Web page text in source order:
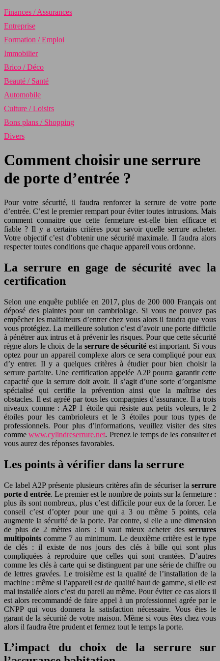
Finances / Assurances
Entreprise
Formation / Emploi
Immobilier
Brico / Déco
Beauté / Santé
Automobile
Culture / Loisirs
Bons plans / Shopping
Divers
Comment choisir une serrure
de porte d’entrée ?
Pour votre sécurité, il faudra renforcer la serrure de votre porte
d’entrée. C’est le premier rempart pour éviter toutes intrusions. Mais
comment connaitre que cette fermeture est-elle bien efficace et
fiable ? Il y a certains critères pour savoir quelle serrure acheter.
Votre objectif c’est d’obtenir une sécurité maximale. Il faudra alors
respecter toutes conditions que chaque appareil vous ordonne.
La serrure en gage de sécurité avec la
certification
Selon une enquête publiée en 2017, plus de 200 000 Français ont
déposé des plaintes pour un cambriolage. Si vous ne pouvez pas
empêcher les malfaiteurs d’entrer chez vous alors il faudra que vous
vous protégiez. La meilleure solution c’est d’avoir une porte difficile
à pénétrer aux intrus et à prévenir les risques. Pour que cette sécurité
règne alors le choix de la serrure de sécurité est important. Si vous
optez pour un appareil complexe alors ce sera compliqué pour eux
d’y entrer. Il y a quelques critères à étudier pour bien choisir la
serrure parfaite. Une certification appelée A2P pourra garantir cette
capacité que la serrure doit avoir. Il s’agit d’une sorte d’organisme
spécialisé qui certifie la prévention ainsi que la maîtrise des
obstacles. Il est agréé par tous les compagnies d’assurance. Il a trois
niveaux comme : A2P 1 étoile qui résiste aux petits voleurs, le 2
étoiles pour les cambrioleurs et le 3 étoiles pour tous types de
professionnels. Pour plus d’informations, veuillez visiter des sites
commewww.cylindreserrure.net. Prenez le temps de les consulter et
vous aurez des réponses favorables.
Les points à vérifier dans la serrure
Ce label A2P présente plusieurs critères afin de sécuriser la serrure
porte d entrée. Le premier est le nombre de points sur la fermeture :
plus ils sont nombreux, plus c’est difficile pour eux de la forcer. Le
conseil c’est d’opter pour une qui a 3 ou même 5 points, cela
augmente la sécurité de la porte. Par contre, si elle a une dimension
de plus de 2 mètres alors : il vaut mieux acheter des serrures
multipoints comme 7 au minimum. Le deuxième critère est le type
de clés : il existe de nos jours des clés à bille qui sont plus
compliquées à reproduire que celles qui sont crantées. D’autres
comme les clés à carte qui se distinguent par une série de chiffre ou
de lettres gravées. Le troisième est la qualité de l’installation de la
machine : même si l’appareil est de qualité haut de gamme, si elle est
mal installée alors c’est du pareil au même. Pour éviter ce cas alors il
est alors recommandé de faire appel à un professionnel agrée par le
CNPP qui vous donnera la satisfaction nécessaire. Vous êtes le
garant de la sécurité de votre maison. Même si vous êtes chez vous
alors il faudra être prudent et fermez tout le temps la porte.
L’impact du choix de la serrure sur